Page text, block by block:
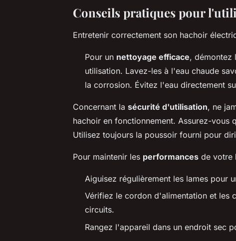
Conseils pratiques pour
Entretenir correctement son hachoir
Pour un nettoyage efficace, démontez
utilisation. Lavez-les à l'eau chaude
la corrosion. Évitez l'eau directement
Concernant la sécurité d'utilisation, ne
hachoir en fonctionnement. Assurez-vous
Utilisez toujours la poussoir fourni pour
Pour maintenir les performances de votre
Aiguisez régulièrement les lames pour
Vérifiez le cordon d'alimentation et les
circuits.
Rangez l'appareil dans un endroit sec